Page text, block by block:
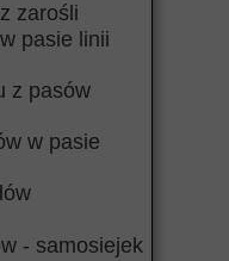
zarośli
pasie linii
z pasów
w pasie
- samosiejek